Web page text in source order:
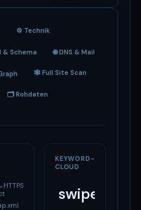
⚙️ Technik
& Schema 🌐 DNS & Mail
🕸 Full Site Scan
🗂 Rohdaten
KEYWORD-
CLOUD
swiper